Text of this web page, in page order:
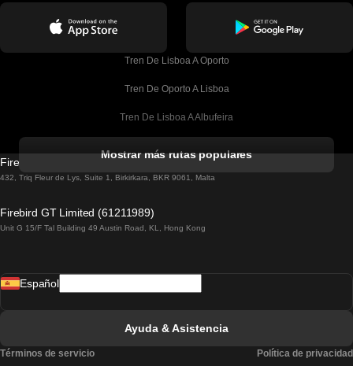
Tren De Lisboa A Oporto
Tren De Oporto A Lisboa
Tren De Lisboa A Albufeira
Tren De Lisboa A Lagos
Tren De Lisboa A Madrid
Mostrar más rutas populares
Firebird GT Limited (OC 1451)
432, Triq Fleur de Lys, Suite 1, Birkirkara, BKR 9061, Malta
Firebird GT Limited (61211989)
Unit G 15/F Tal Building 49 Austin Road, KL, Hong Kong
Español
Ayuda & Asistencia
Términos de servicio Política de privacidad